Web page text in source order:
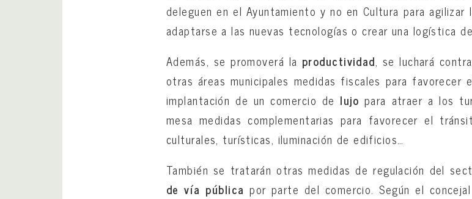
deleguen en el Ayuntamiento y no en Cultura para
adaptarse a las nuevas tecnologías o crear una logística
Además, se promoverá la productividad, se luchará
otras áreas municipales medidas fiscales para favorecer
implantación de un comercio de lujo para atraer a los
mesa medidas complementarias para favorecer el
culturales, turísticas, iluminación de edificios…
También se tratarán otras medidas de regulación del
de vía pública por parte del comercio. Según el